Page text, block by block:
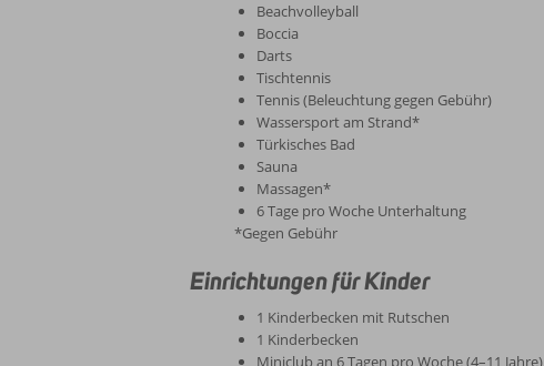
Beachvolleyball
Boccia
Darts
Tischtennis
Tennis (Beleuchtung gegen Gebühr)
Wassersport am Strand*
Türkisches Bad
Sauna
Massagen*
6 Tage pro Woche Unterhaltung
*Gegen Gebühr
Einrichtungen für Kinder
1 Kinderbecken mit Rutschen
1 Kinderbecken
Miniclub an 6 Tagen pro Woche (4–11 Jahre)